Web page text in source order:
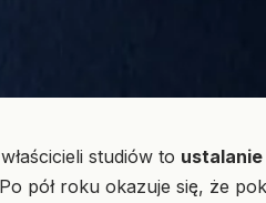
studiów to
pół roku okazuje się, że